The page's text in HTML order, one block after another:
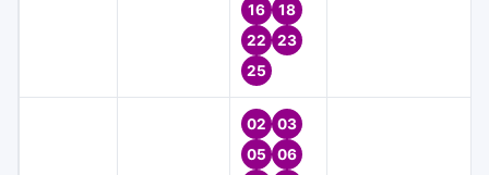
16
18
22
23
25
02
03
05
06